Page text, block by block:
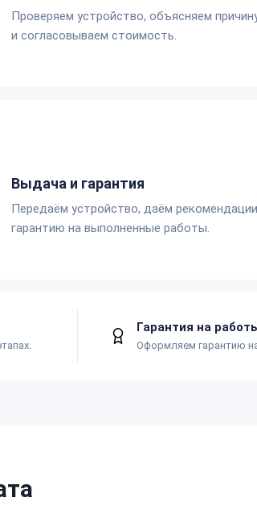
Проверяем устройство, объясняем
и согласовываем стоимость.
Выдача и гарантия
Передаём устройство, даём
гарантию на выполненные работы.
Гарантия на
Оформляем гарантию на